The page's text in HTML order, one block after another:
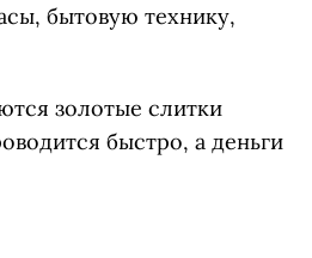
бытовую технику,
золотые слитки
быстро, а деньги